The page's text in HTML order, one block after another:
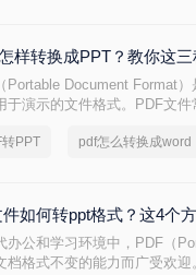
样转换成PPT？教你这三
Portable Document Format
于演示的文件格式。PDF文
方法，以帮助您将PDF文件转
转PPT
件如何转ppt格式？这4个
办公和学习环境中，PDF（
档格式不变的能力而广受欢